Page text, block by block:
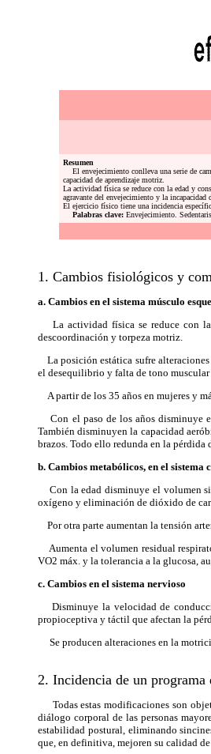
Resumen
El envejecimiento conlleva una serie de
capacidad de aprendizaje motriz.
La actividad física se reduce con la edad y
agravante del envejecimiento y la
El ejercicio físico tiene una incidencia
Palabras clave:Envejecimiento.
1. Cambios fisiológicos y
a. Cambios en el sistema músculo
La actividad física se reduce con la
descoordinación y torpeza motriz.
La posición estática sufre
el desequilibrio y falta de tono
A partir de los 35 años en mujeres y
Con el paso de los años disminuye el
También disminuyen la capacidad
brazos. Todo ello redunda en la
b. Cambios metabólicos, en el
Con la edad disminuye el volumen
oxígeno y eliminación de dióxido de
Por otra parte aumentan la tensión
Aumenta el volumen residual
VO2 máx. y la tolerancia a la glucosa,
c. Cambios en el sistema nervioso
Disminuye la velocidad de
propioceptiva y táctil que afectan la
Se producen alteraciones en la
2. Incidencia de un
Todas estas modificaciones son
diálogo corporal de las personas
estabilidad postural, eliminando
que, en definitiva, mejoren su calidad